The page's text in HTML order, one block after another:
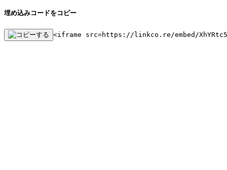
埋め込みコードをコピー
<iframe src=https://linkco.re/embed/